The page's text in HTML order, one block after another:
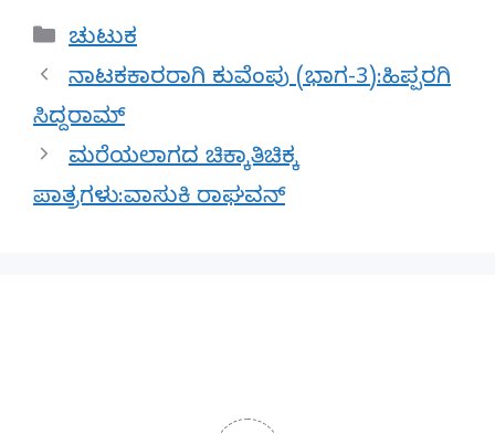
Categories
ಚುಟುಕ
ನಾಟಕಕಾರರಾಗಿ ಕುವೆಂಪು (ಭಾಗ-3):ಹಿಪ್ಪರಗಿ
ಸಿದ್ದರಾಮ್
ಮರೆಯಲಾಗದ ಚಿಕ್ಕಾತಿಚಿಕ್ಕ
ಪಾತ್ರಗಳು:ವಾಸುಕಿ ರಾಘವನ್